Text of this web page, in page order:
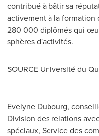
contribué à bâtir sa
activement à la formation
280 000 diplômés qui
sphères d'activités.
SOURCE Université du
Evelyne Dubourg,
Division des relations
spéciaux, Service des